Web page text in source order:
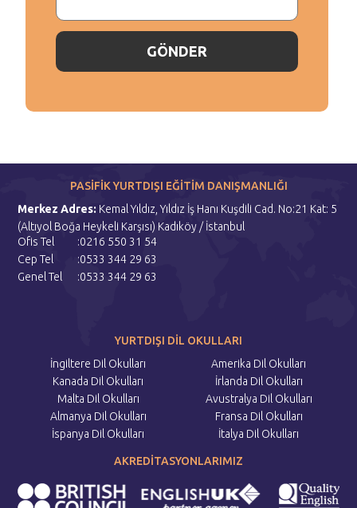
PASİFİK YURTDIŞI EĞİTİM DANIŞMANLIĞI
Merkez Adres: Kemal Yıldız, Yıldız İş Hanı Kuşdili Cad. No:21 Kat: 5
(Altıyol Boğa Heykeli Karşısı) Kadıköy / İstanbul
Ofis Tel
:0216 550 31 54
Cep Tel
:0533 344 29 63
Genel Tel
:0533 344 29 63
YURTDIŞI DİL OKULLARI
İngiltere Dil Okulları
Amerika Dil Okulları
Kanada Dil Okulları
İrlanda Dil Okulları
Malta Dil Okulları
Avustralya Dil Okulları
Almanya Dil Okulları
Fransa Dil Okulları
İspanya Dil Okulları
İtalya Dil Okulları
AKREDİTASYONLARIMIZ